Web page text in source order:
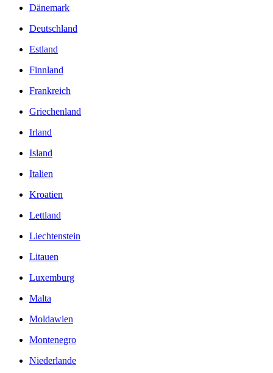
Dänemark
Deutschland
Estland
Finnland
Frankreich
Griechenland
Irland
Island
Italien
Kroatien
Lettland
Liechtenstein
Litauen
Luxemburg
Malta
Moldawien
Montenegro
Niederlande